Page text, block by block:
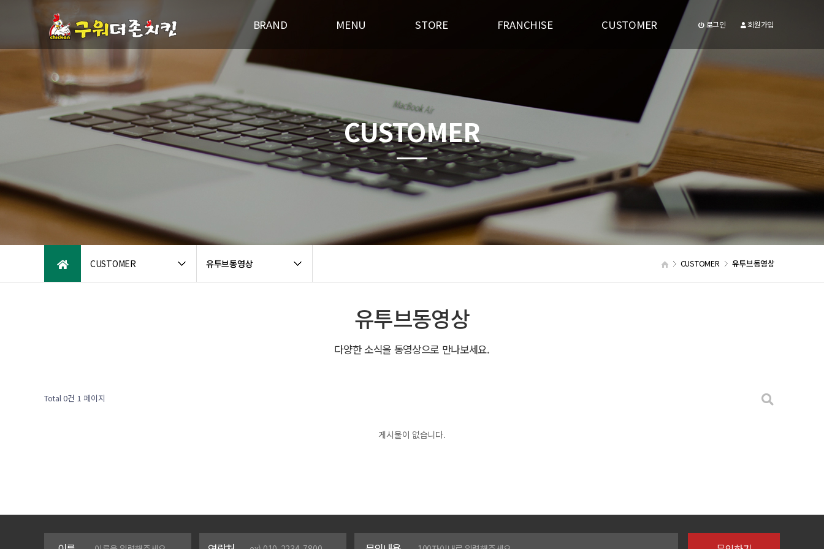
BRAND
브랜드스토리
패밀리브랜드소개
오시는 길
MENU
오븐구이
STORE
인테리어
FRANCHISE
창업상담
CUSTOMER 로그인 회원가입
CUSTOMER 유투브동영상 CUSTOMER 유투브동영상
CUSTOMER
유투브동영상
다양한 소식을 동영상으로 만나보세요.
Total 0건 1 페이지
게시물이 없습니다.